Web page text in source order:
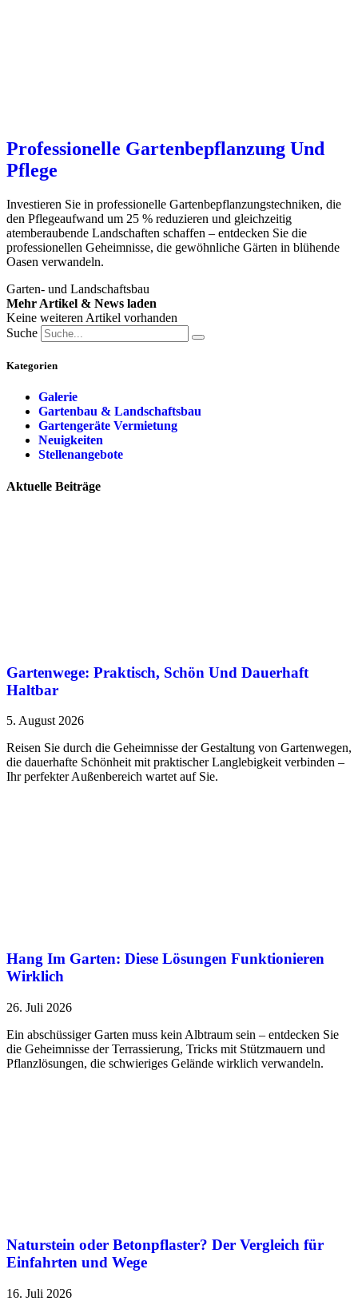
Professionelle Gartenbepflanzung Und
Pflege
Investieren Sie in professionelle Gartenbepflanzungstechniken, die
den Pflegeaufwand um 25 % reduzieren und gleichzeitig
atemberaubende Landschaften schaffen – entdecken Sie die
professionellen Geheimnisse, die gewöhnliche Gärten in blühende
Oasen verwandeln.
Garten- und Landschaftsbau
Mehr Artikel & News laden
Keine weiteren Artikel vorhanden
Suche
Kategorien
Galerie
Gartenbau & Landschaftsbau
Gartengeräte Vermietung
Neuigkeiten
Stellenangebote
Aktuelle Beiträge
Gartenwege: Praktisch, Schön Und Dauerhaft
Haltbar
5. August 2026
Reisen Sie durch die Geheimnisse der Gestaltung von Gartenwegen,
die dauerhafte Schönheit mit praktischer Langlebigkeit verbinden –
Ihr perfekter Außenbereich wartet auf Sie.
Hang Im Garten: Diese Lösungen Funktionieren
Wirklich
26. Juli 2026
Ein abschüssiger Garten muss kein Albtraum sein – entdecken Sie
die Geheimnisse der Terrassierung, Tricks mit Stützmauern und
Pflanzlösungen, die schwieriges Gelände wirklich verwandeln.
Naturstein oder Betonpflaster? Der Vergleich für
Einfahrten und Wege
16. Juli 2026